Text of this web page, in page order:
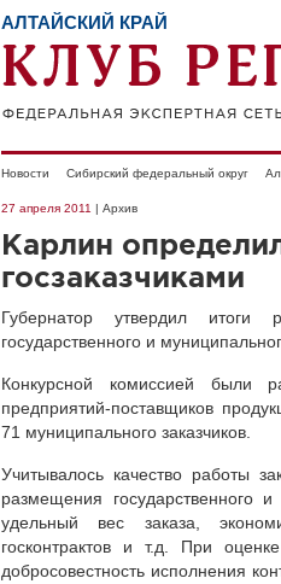
АЛТАЙСКИЙ КРАЙ
Новости Сибирский федеральный округ
27 апреля 2011 | Архив
Карлин
госзаказчиками
Губернатор утвердил итоги
государственного и
Конкурсной комиссией были
предприятий-поставщиков
71 муниципального заказчиков.
Учитывалось качество работы
размещения государственного
удельный вес заказа,
госконтрактов и т.д. При
добросовестность исполнения